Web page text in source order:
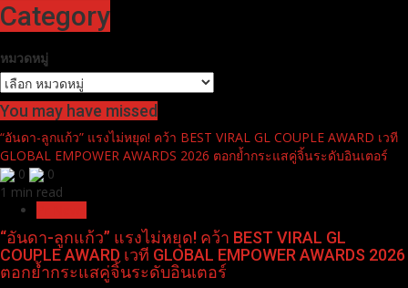
Category
หมวดหมู่
You may have missed
“อันดา-ลูกแก้ว” แรงไม่หยุด! คว้า BEST VIRAL GL COUPLE AWARD เวที
GLOBAL EMPOWER AWARDS 2026 ตอกย้ำกระแสคู่จิ้นระดับอินเตอร์
0
0
1 min read
“อันดา-ลูกแก้ว” แรงไม่หยุด! คว้า BEST VIRAL GL
COUPLE AWARD เวที GLOBAL EMPOWER AWARDS 2026
ตอกย้ำกระแสคู่จิ้นระดับอินเตอร์